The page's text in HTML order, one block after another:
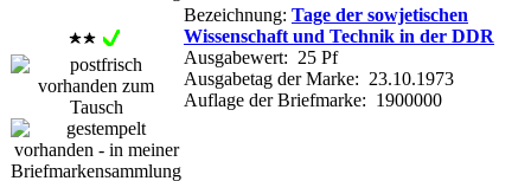
Bezeichnung: Tage der sowjetischen
Wissenschaft und Technik in der DDR
Ausgabewert: 25 Pf
Ausgabetag der Marke: 23.10.1973
Auflage der Briefmarke: 1900000